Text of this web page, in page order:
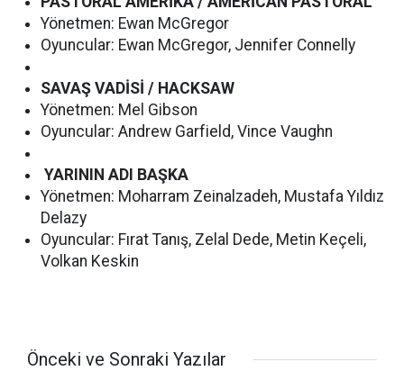
Yönetmen: Ewan McGregor
Oyuncular: Ewan McGregor, Jennifer Connelly
SAVAŞ VADİSİ / HACKSAW
Yönetmen: Mel Gibson
Oyuncular: Andrew Garfield, Vince Vaughn
YARININ ADI BAŞKA
Yönetmen: Moharram Zeinalzadeh, Mustafa Yıldız
Delazy
Oyuncular: Fırat Tanış, Zelal Dede, Metin Keçeli,
Volkan Keskin
Önceki ve Sonraki Yazılar